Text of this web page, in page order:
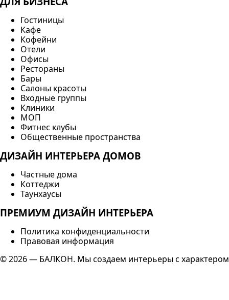
Гостиницы
Кафе
Кофейни
Отели
Офисы
Рестораны
Бары
Салоны красоты
Входные группы
Клиники
МОП
Фитнес клубы
Общественные пространства
ДИЗАЙН ИНТЕРЬЕРА ДОМОВ
Частные дома
Коттеджи
Таунхаусы
ПРЕМИУМ ДИЗАЙН ИНТЕРЬЕРА
Политика конфиденциальности
Правовая информация
© 2026 — БАЛКОН. Мы создаем интерьеры с характером